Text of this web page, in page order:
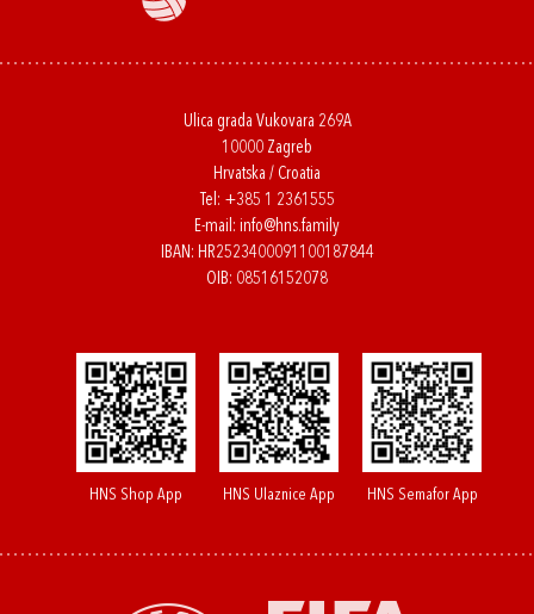
Ulica grada Vukovara 269A
10000 Zagreb
Hrvatska / Croatia
Tel: +385 1 2361555
E-mail: info@hns.family
IBAN: HR2523400091100187844
OIB: 08516152078
HNS Shop App HNS Ulaznice App HNS Semafor App